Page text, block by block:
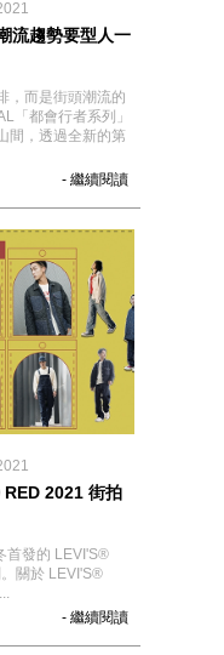
流趨勢要型人一
，而是街頭潮流的
「都會行者系列」
間，透過全新的第
- 繼續閱讀
2021 街拍
首發的 LEVI'S®
關於 LEVI'S®
- 繼續閱讀